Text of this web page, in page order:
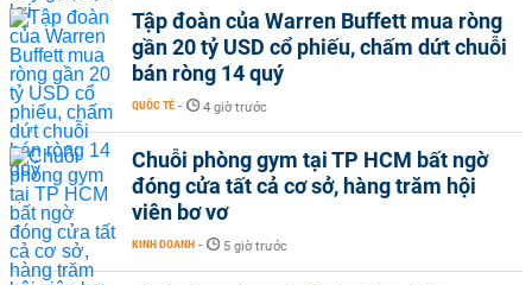
Tập đoàn của Warren Buffett mua ròng
gần 20 tỷ USD cổ phiếu, chấm dứt chuỗi
bán ròng 14 quý
QUỐC TẾ - 4 giờ trước
Chuỗi phòng gym tại TP HCM bất ngờ
đóng cửa tất cả cơ sở, hàng trăm hội
viên bơ vơ
KINH DOANH - 5 giờ trước